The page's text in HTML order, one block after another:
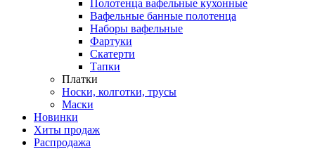
Полотенца вафельные кухонные
Вафельные банные полотенца
Наборы вафельные
Фартуки
Скатерти
Тапки
Платки
Носки, колготки, трусы
Маски
Новинки
Хиты продаж
Распродажа